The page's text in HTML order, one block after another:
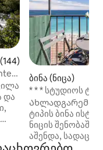
შეფასებაა 5‑დან
ბინა (ნიცა)
* * * სტუდიოს
და აივნით * * *
ტიპის ბინა
ნიცის
აშენდა, სადაც
მხატვარი ანრი